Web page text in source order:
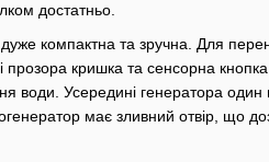
достатньо.
компактна та зручна. Для
прозора кришка та сенсорна
води. Усередині генератора один
має зливний отвір, що